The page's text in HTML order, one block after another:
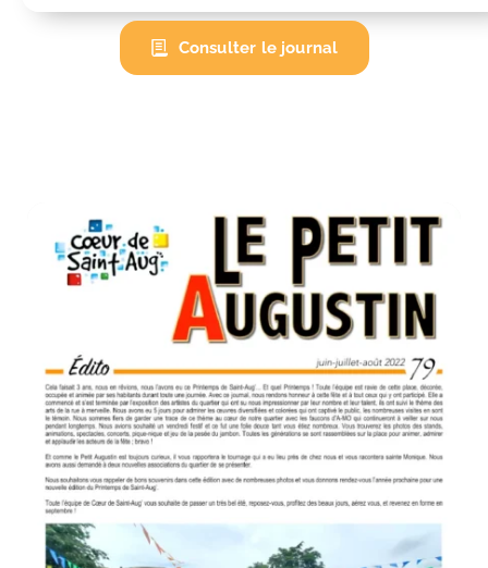
Consulter le journal